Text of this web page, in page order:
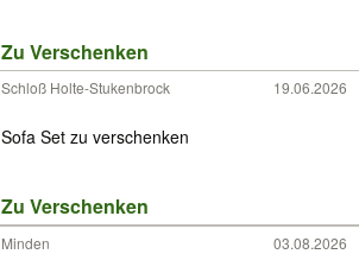
Zu Verschenken
Schloß Holte-Stukenbrock 19.06.2026
Sofa Set zu verschenken
Zu Verschenken
Minden 03.08.2026